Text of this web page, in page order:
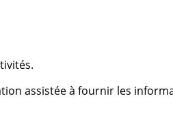
assistée à fournir les